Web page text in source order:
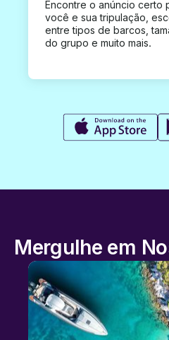
Encontre o anúncio certo
você e sua tripulação,
entre tipos de barcos,
do grupo e muito mais.
Mergulhe em